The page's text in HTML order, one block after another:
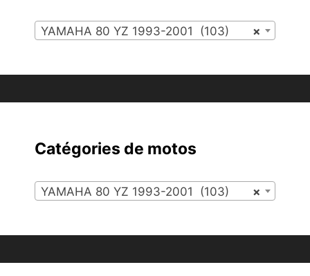
×
YAMAHA 80 YZ 1993-2001 (103)
Catégories de motos
×
YAMAHA 80 YZ 1993-2001 (103)